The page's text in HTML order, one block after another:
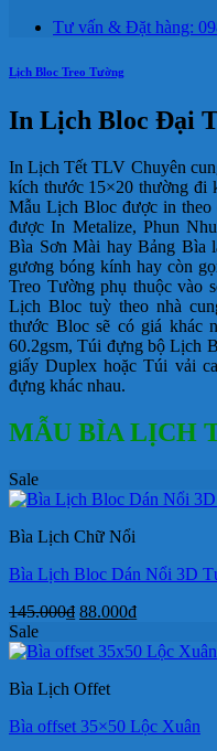
Tư vấn & Đặt hàng:
Lịch Bloc Treo Tường
In Lịch Bloc Đại
In Lịch Tết TLV Chuyên
kích thước 15×20 thường đi
Mẫu Lịch Bloc được in theo
được In Metalize, Phun
Bìa Sơn Mài hay Bảng Bìa
gương bóng kính hay còn
Treo Tường phụ thuộc vào
Lịch Bloc tuỳ theo nhà
thước Bloc sẽ có giá khác
60.2gsm, Túi đựng bộ Lịch
giấy Duplex hoặc Túi vải
đựng khác nhau.
MẪU BÌA LỊCH
Sale
Bìa Lịch Chữ Nổi
Bìa Lịch Bloc Dán Nổi 3D
145.000₫ Giá
là:
88.000₫Giá
tại
Sale
Bìa Lịch Offet
Bìa offset 35×50 Lộc Xuân